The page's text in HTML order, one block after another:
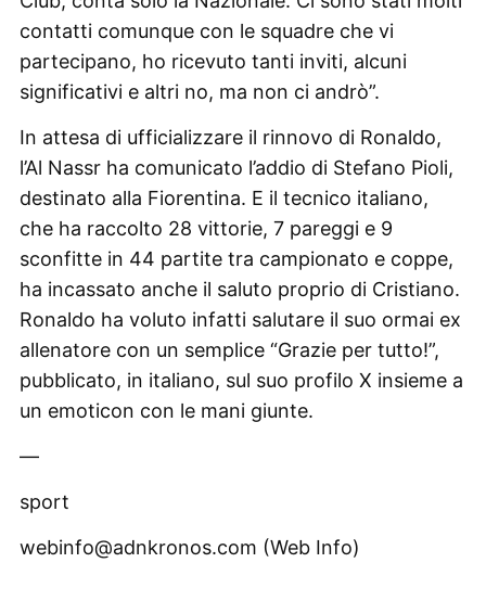
contatti comunque con le squadre che vi
partecipano, ho ricevuto tanti inviti, alcuni
significativi e altri no, ma non ci andrò”.
In attesa di ufficializzare il rinnovo di Ronaldo,
l’Al Nassr ha comunicato l’addio di Stefano Pioli,
destinato alla Fiorentina. E il tecnico italiano,
che ha raccolto 28 vittorie, 7 pareggi e 9
sconfitte in 44 partite tra campionato e coppe,
ha incassato anche il saluto proprio di Cristiano.
Ronaldo ha voluto infatti salutare il suo ormai ex
allenatore con un semplice “Grazie per tutto!”,
pubblicato, in italiano, sul suo profilo X insieme a
un emoticon con le mani giunte.
—
sport
webinfo@adnkronos.com (Web Info)